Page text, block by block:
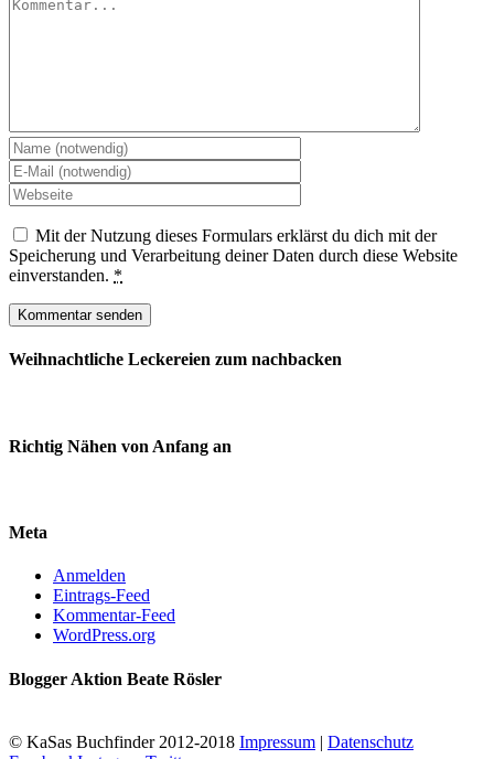
Mit der Nutzung dieses Formulars erklärst du dich mit der
Speicherung und Verarbeitung deiner Daten durch diese Website
einverstanden. *
Weihnachtliche Leckereien zum nachbacken
Richtig Nähen von Anfang an
Meta
Anmelden
Eintrags-Feed
Kommentar-Feed
WordPress.org
Blogger Aktion Beate Rösler
© KaSas Buchfinder 2012-2018 Impressum | Datenschutz